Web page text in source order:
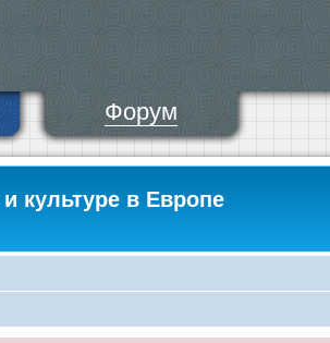
Форум
культуре в Европе